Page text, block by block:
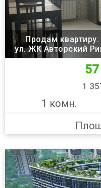
Продам
ул. ЖК Авторский
1
1 комн.